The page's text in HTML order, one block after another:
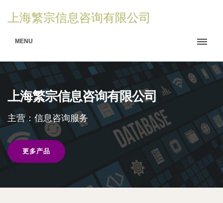
上海繁宗信息咨询有限公司
MENU
上海繁宗信息咨询有限公司
主营：信息咨询服务
更多产品